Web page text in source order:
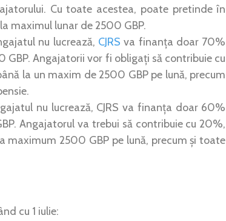
Cu toate acestea, poate pretinde în
maximul lunar de 2500 GBP.
nu lucrează, CJRS va finanța doar 70%
GBP. Angajatorii vor fi obligați să contribuie cu
la un maxim de 2500 GBP pe lună, precum
nu lucrează, CJRS va finanța doar 60%
Angajatorul va trebui să contribuie cu 20%,
2500 GBP pe lună, precum și toate
cu 1 iulie: